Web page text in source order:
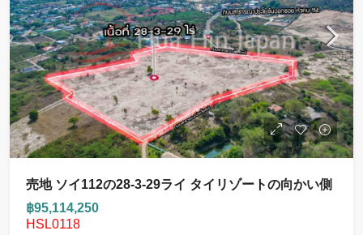
売地 ソイ112の28-3-29ライ タイリゾートの向かい側
฿95,114,250
HSL0118